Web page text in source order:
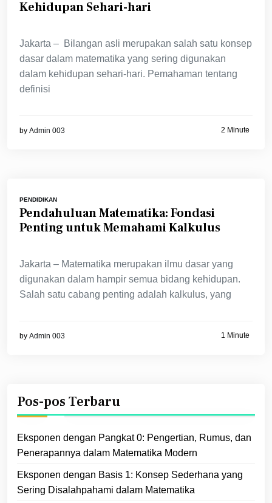
Kehidupan Sehari-hari
Jakarta – Bilangan asli merupakan salah satu konsep
dasar dalam matematika yang sering digunakan
dalam kehidupan sehari-hari. Pemahaman tentang
definisi
by Admin 003 2 Minute
PENDIDIKAN
Pendahuluan Matematika: Fondasi
Penting untuk Memahami Kalkulus
Jakarta – Matematika merupakan ilmu dasar yang
digunakan dalam hampir semua bidang kehidupan.
Salah satu cabang penting adalah kalkulus, yang
by Admin 003 1 Minute
Pos-pos Terbaru
Eksponen dengan Pangkat 0: Pengertian, Rumus, dan
Penerapannya dalam Matematika Modern
Eksponen dengan Basis 1: Konsep Sederhana yang
Sering Disalahpahami dalam Matematika